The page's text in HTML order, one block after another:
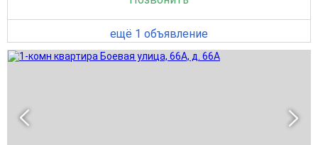
ещё 1 объявление